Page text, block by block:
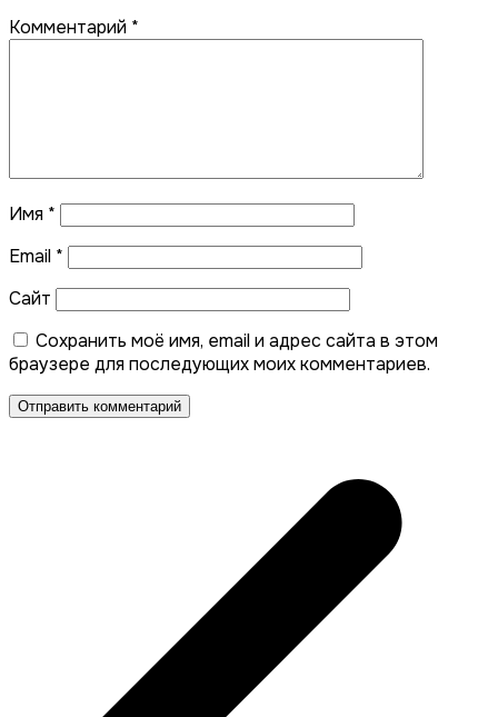
Комментарий *
Имя *
Email *
Сайт
Сохранить моё имя, email и адрес сайта в этом
браузере для последующих моих комментариев.